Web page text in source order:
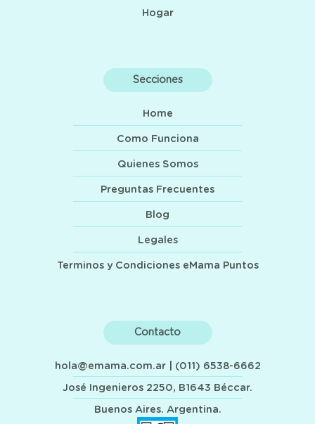
Hogar
Secciones
Home
Como Funciona
Quienes Somos
Preguntas Frecuentes
Blog
Legales
Terminos y Condiciones eMama Puntos
Contacto
hola@emama.com.ar| (011) 6538-6662
José Ingenieros 2250, B1643 Béccar.
Buenos Aires. Argentina.